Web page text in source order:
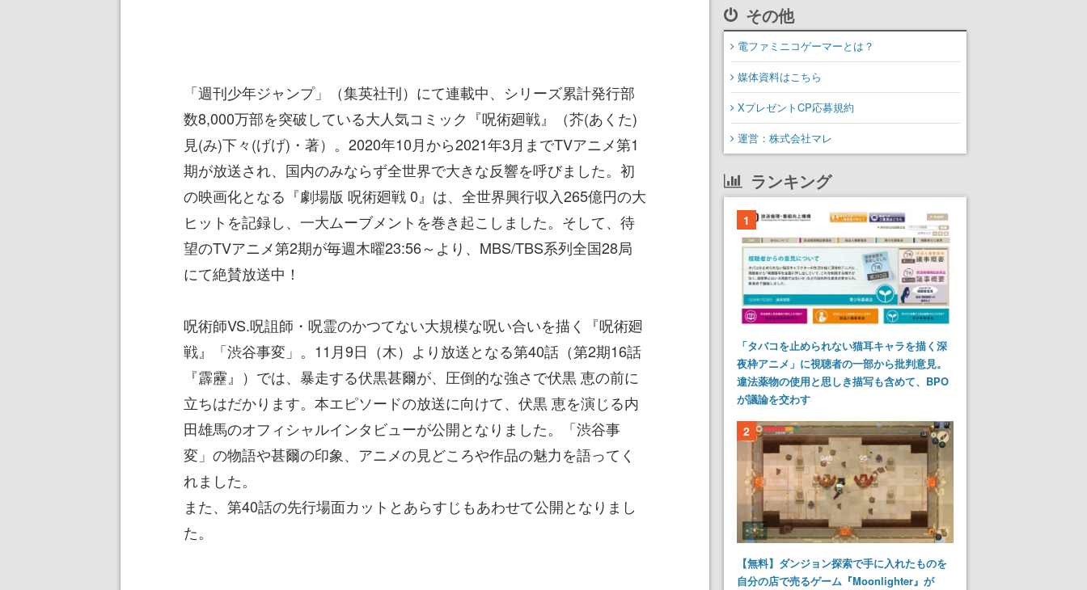
「週刊少年ジャンプ」（集英社刊）にて連載中、シリーズ累計発行部
数8,000万部を突破している大人気コミック『呪術廻戦』（芥(あくた)
見(み)下々(げげ)・著）。2020年10月から2021年3月までTVアニメ第1
期が放送され、国内のみならず全世界で大きな反響を呼びました。初
の映画化となる『劇場版 呪術廻戦 0』は、全世界興行収入265億円の大
ヒットを記録し、一大ムーブメントを巻き起こしました。そして、待
望のTVアニメ第2期が毎週木曜23:56～より、MBS/TBS系列全国28局
にて絶賛放送中！
呪術師VS.呪詛師・呪霊のかつてない大規模な呪い合いを描く『呪術廻
戦』「渋谷事変」。11月9日（木）より放送となる第40話（第2期16話
『霹靂』）では、暴走する伏黒甚爾が、圧倒的な強さで伏黒 恵の前に
立ちはだかります。本エピソードの放送に向けて、伏黒 恵を演じる内
田雄馬のオフィシャルインタビューが公開となりました。「渋谷事
変」の物語や甚爾の印象、アニメの見どころや作品の魅力を語ってく
れました。
また、第40話の先行場面カットとあらすじもあわせて公開となりまし
た。
その他
電ファミニコゲーマーとは？
媒体資料はこちら
XプレゼントCP応募規約
運営：株式会社マレ
ランキング
1
「タバコを止められない猫耳キャラを描く深
夜枠アニメ」に視聴者の一部から批判意見。
違法薬物の使用と思しき描写も含めて、BPO
が議論を交わす
2
【無料】ダンジョン探索で手に入れたものを
自分の店で売るゲーム『Moonlighter』が